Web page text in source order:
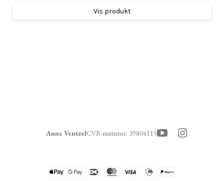
Vis produkt
Anne VentzelCVR-nummer: 39804115